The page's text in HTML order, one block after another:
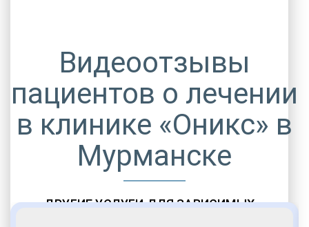
ДРУГИЕ УСЛУГИ ДЛЯ ЗАВИСИМЫХ
Видеоотзывы
пациентов о лечении
в клинике «Оникс» в
Мурманске